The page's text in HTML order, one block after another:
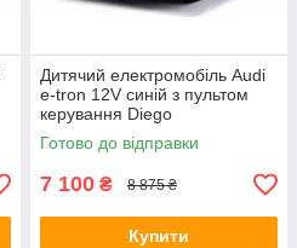
Дитячий електромобіль Audi
e-tron 12V синій з пультом
керування Diego
Готово до відправки
7 100 ₴ 8 875 ₴
Купити